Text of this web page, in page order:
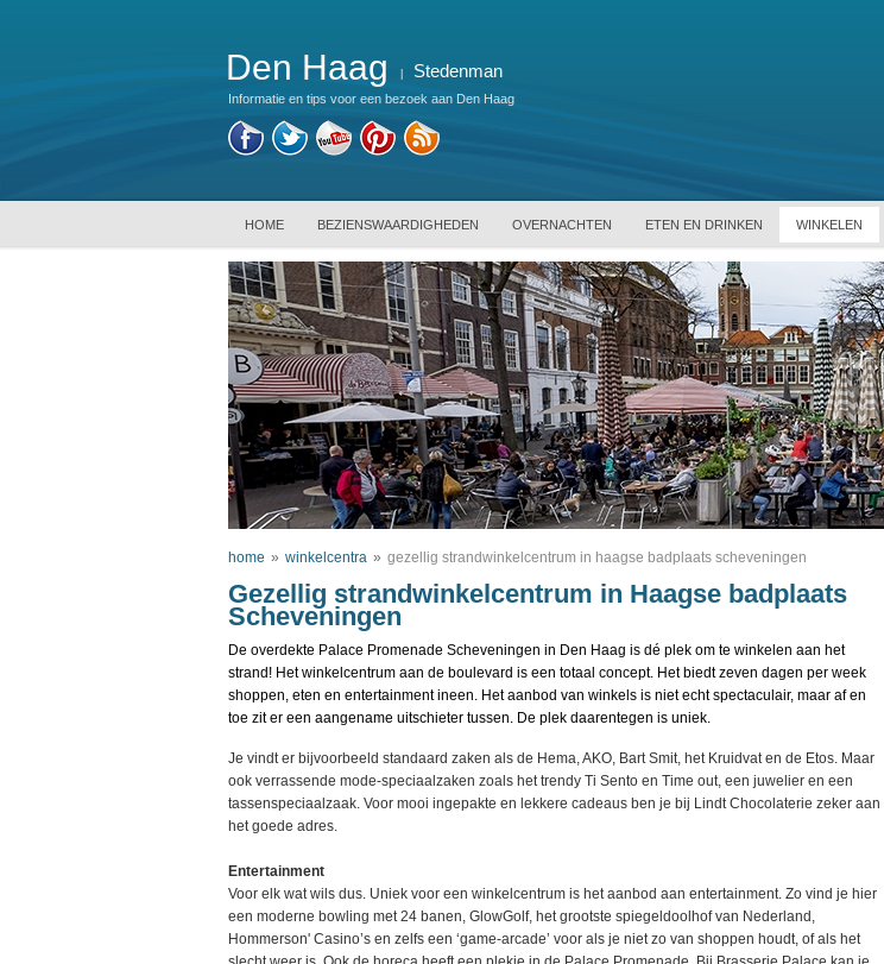
Den Haag Stedenman
Informatie en tips voor een bezoek aan Den Haag
HOME BEZIENSWAARDIGHEDEN OVERNACHTEN ETEN EN DRINKEN WINKELEN
home » winkelcentra » gezellig strandwinkelcentrum in haagse badplaats scheveningen
Gezellig strandwinkelcentrum in Haagse badplaats
Scheveningen
De overdekte Palace Promenade Scheveningen in Den Haag is dé plek om te winkelen aan het
strand! Het winkelcentrum aan de boulevard is een totaal concept. Het biedt zeven dagen per week
shoppen, eten en entertainment ineen. Het aanbod van winkels is niet echt spectaculair, maar af en
toe zit er een aangename uitschieter tussen. De plek daarentegen is uniek.
Je vindt er bijvoorbeeld standaard zaken als de Hema, AKO, Bart Smit, het Kruidvat en de Etos. Maar
ook verrassende mode-speciaalzaken zoals het trendy Ti Sento en Time out, een juwelier en een
tassenspeciaalzaak. Voor mooi ingepakte en lekkere cadeaus ben je bij Lindt Chocolaterie zeker aan
het goede adres.
Entertainment
Voor elk wat wils dus. Uniek voor een winkelcentrum is het aanbod aan entertainment. Zo vind je hier
een moderne bowling met 24 banen, GlowGolf, het grootste spiegeldoolhof van Nederland,
Hommerson' Casino’s en zelfs een ‘game-arcade’ voor als je niet zo van shoppen houdt, of als het